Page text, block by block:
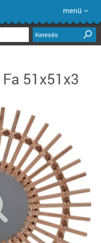
menü
Keresés
Fa 51x51x3